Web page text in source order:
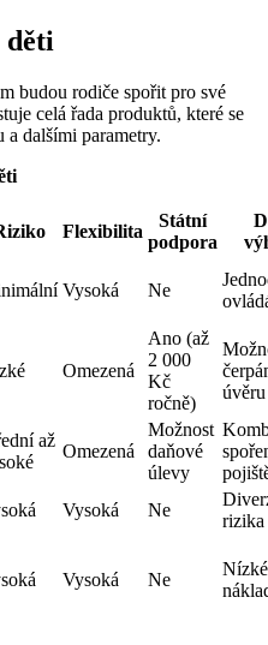
děti
budou rodiče spořit pro své
celá řada produktů, které se
dalšími parametry.
Flexibilita
Státní
podpora
Vysoká Ne
Omezená
Ano (až
2 000
Kč
ročně)
úvěru
až
Omezená
Možnost
daňové
úlevy
Vysoká Ne
rizika
Vysoká Ne
Nízké